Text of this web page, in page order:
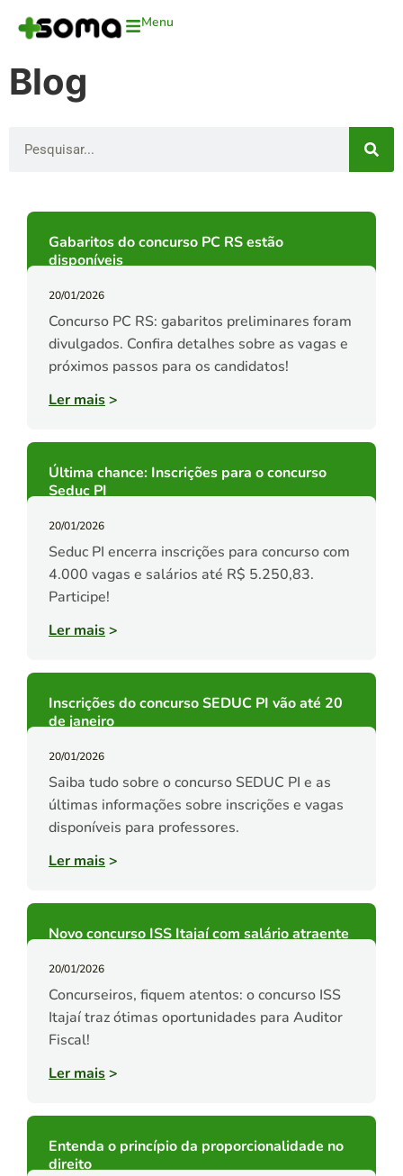
Menu
Blog
Gabaritos do concurso PC RS estão
disponíveis
20/01/2026
Concurso PC RS: gabaritos preliminares foram
divulgados. Confira detalhes sobre as vagas e
próximos passos para os candidatos!
Ler mais>
Última chance: Inscrições para o concurso
Seduc PI
20/01/2026
Seduc PI encerra inscrições para concurso com
4.000 vagas e salários até R$ 5.250,83.
Participe!
Ler mais>
Inscrições do concurso SEDUC PI vão até 20
de janeiro
20/01/2026
Saiba tudo sobre o concurso SEDUC PI e as
últimas informações sobre inscrições e vagas
disponíveis para professores.
Ler mais>
Novo concurso ISS Itajaí com salário atraente
20/01/2026
Concurseiros, fiquem atentos: o concurso ISS
Itajaí traz ótimas oportunidades para Auditor
Fiscal!
Ler mais>
Entenda o princípio da proporcionalidade no
direito